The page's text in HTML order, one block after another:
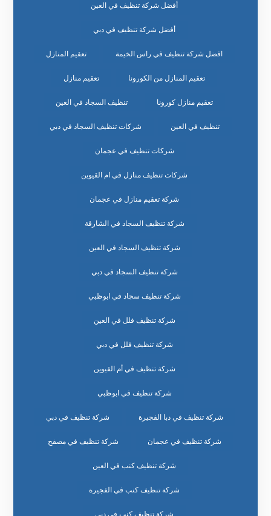
أفضل شركة تنظيف في العين
أفضل شركة تنظيف في دبي
افضل شركة تنظيف في راس الخيمة تعقيم المنازل
تعقيم المنازل من الكورونا تعقيم منازل
تعقيم منازل كورونا تنظيف السجاد في العين
تنظيف في العين شركات تنظيف السجاد في دبي
شركات تنظيف في عجمان
شركات تنظيف منازل في ام القيوين
شركة تعقيم منازل في عجمان
شركة تنظيف السجاد في الشارقة
شركة تنظيف السجاد في العين
شركة تنظيف السجاد في دبي
شركة تنظيف سجاد في ابوظبي
شركة تنظيف فلل في العين
شركة تنظيف فلل في دبي
شركة تنظيف في أم القيوين
شركة تنظيف في ابوظبي
شركة تنظيف في دبا الفجيرة شركة تنظيف في دبي
شركة تنظيف في عجمان شركة تنظيف في مصفح
شركة تنظيف كنب في العين
شركة تنظيف كنب في الفجيرة
شركة تنظيف كنب في دبي